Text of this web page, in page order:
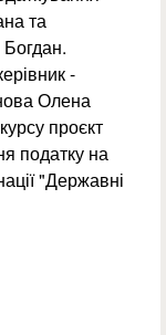
та
-
Олена
проєкт
податку на
"Державні